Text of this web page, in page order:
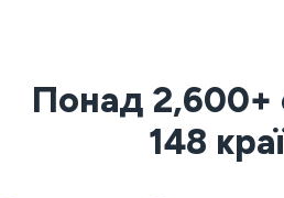
Понад 2,600+
148